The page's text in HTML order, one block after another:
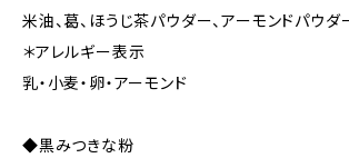
米油、葛、ほうじ茶パウダー、アーモンドパウダ
＊アレルギー表示
乳・小麦・卵・アーモンド
◆黒みつきな粉